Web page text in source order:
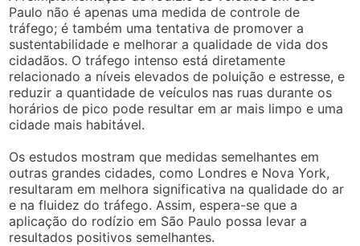
Paulo não é apenas uma medida de controle de
tráfego; é também uma tentativa de promover a
sustentabilidade e melhorar a qualidade de vida dos
cidadãos. O tráfego intenso está diretamente
relacionado a níveis elevados de poluição e estresse, e
reduzir a quantidade de veículos nas ruas durante os
horários de pico pode resultar em ar mais limpo e uma
cidade mais habitável.
Os estudos mostram que medidas semelhantes em
outras grandes cidades, como Londres e Nova York,
resultaram em melhora significativa na qualidade do ar
e na fluidez do tráfego. Assim, espera-se que a
aplicação do rodízio em São Paulo possa levar a
resultados positivos semelhantes.